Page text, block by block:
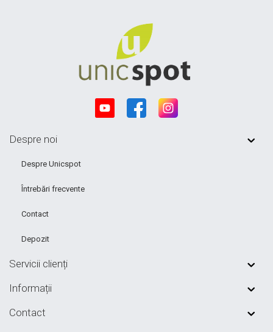
Despre noi
Despre Unicspot
Întrebări frecvente
Contact
Depozit
Servicii clienți
Informații
Contact